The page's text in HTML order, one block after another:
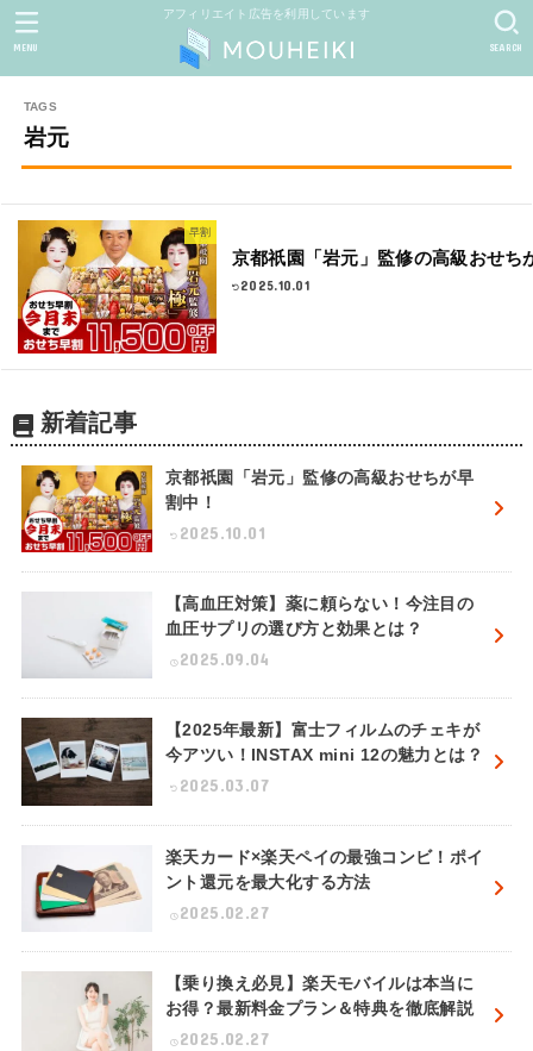
アフィリエイト広告を利用しています
SEARCH
MENU
岩元
早割
京都祇園「岩元」監修の高級おせち
2025.10.01
新着記事
京都祇園「岩元」監修の高級おせちが早
割中！
2025.10.01
【高血圧対策】薬に頼らない！今注目の
血圧サプリの選び方と効果とは？
2025.09.04
【2025年最新】富士フィルムのチェキが
今アツい！INSTAX mini 12の魅力とは？
2025.03.07
楽天カード×楽天ペイの最強コンビ！ポイ
ント還元を最大化する方法
2025.02.27
【乗り換え必見】楽天モバイルは本当に
お得？最新料金プラン＆特典を徹底解説
2025.02.27